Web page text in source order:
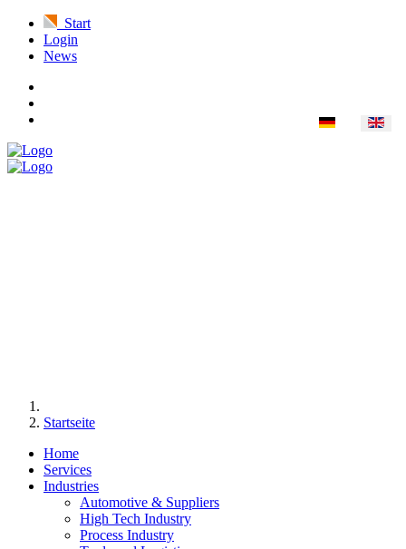
Start
Login
News
Startseite
Home
Services
Industries
Automotive & Suppliers
High Tech Industry
Process Industry